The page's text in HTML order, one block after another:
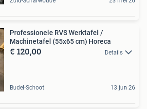
Professionele RVS Werktafel /
Machinetafel (55x65 cm) Horeca
€ 120,00 Details
Budel-Schoot 13 jun 26